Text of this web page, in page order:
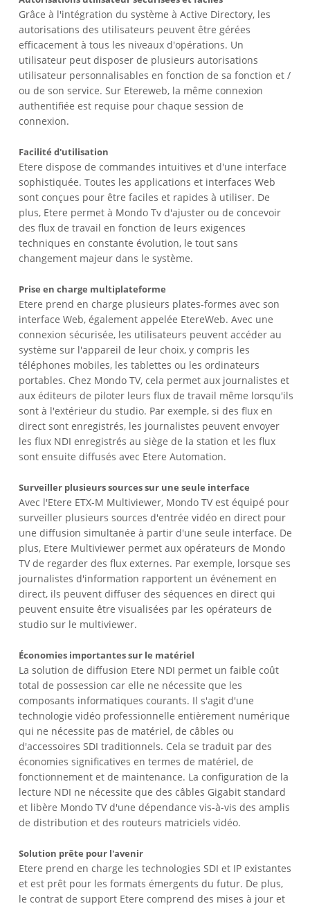
Grâce à l'intégration du système à Active Directory, les
autorisations des utilisateurs peuvent être gérées
efficacement à tous les niveaux d'opérations. Un
utilisateur peut disposer de plusieurs autorisations
utilisateur personnalisables en fonction de sa fonction et /
ou de son service. Sur Etereweb, la même connexion
authentifiée est requise pour chaque session de
connexion.
Facilité d'utilisation
Etere dispose de commandes intuitives et d'une interface
sophistiquée. Toutes les applications et interfaces Web
sont conçues pour être faciles et rapides à utiliser. De
plus, Etere permet à Mondo Tv d'ajuster ou de concevoir
des flux de travail en fonction de leurs exigences
techniques en constante évolution, le tout sans
changement majeur dans le système.
Prise en charge multiplateforme
Etere prend en charge plusieurs plates-formes avec son
interface Web, également appelée EtereWeb. Avec une
connexion sécurisée, les utilisateurs peuvent accéder au
système sur l'appareil de leur choix, y compris les
téléphones mobiles, les tablettes ou les ordinateurs
portables. Chez Mondo TV, cela permet aux journalistes et
aux éditeurs de piloter leurs flux de travail même lorsqu'ils
sont à l'extérieur du studio. Par exemple, si des flux en
direct sont enregistrés, les journalistes peuvent envoyer
les flux NDI enregistrés au siège de la station et les flux
sont ensuite diffusés avec Etere Automation.
Surveiller plusieurs sources sur une seule interface
Avec l'Etere ETX-M Multiviewer, Mondo TV est équipé pour
surveiller plusieurs sources d'entrée vidéo en direct pour
une diffusion simultanée à partir d'une seule interface. De
plus, Etere Multiviewer permet aux opérateurs de Mondo
TV de regarder des flux externes. Par exemple, lorsque ses
journalistes d'information rapportent un événement en
direct, ils peuvent diffuser des séquences en direct qui
peuvent ensuite être visualisées par les opérateurs de
studio sur le multiviewer.
Économies importantes sur le matériel
La solution de diffusion Etere NDI permet un faible coût
total de possession car elle ne nécessite que les
composants informatiques courants. Il s'agit d'une
technologie vidéo professionnelle entièrement numérique
qui ne nécessite pas de matériel, de câbles ou
d'accessoires SDI traditionnels. Cela se traduit par des
économies significatives en termes de matériel, de
fonctionnement et de maintenance. La configuration de la
lecture NDI ne nécessite que des câbles Gigabit standard
et libère Mondo TV d'une dépendance vis-à-vis des amplis
de distribution et des routeurs matriciels vidéo.
Solution prête pour l'avenir
Etere prend en charge les technologies SDI et IP existantes
et est prêt pour les formats émergents du futur. De plus,
le contrat de support Etere comprend des mises à jour et